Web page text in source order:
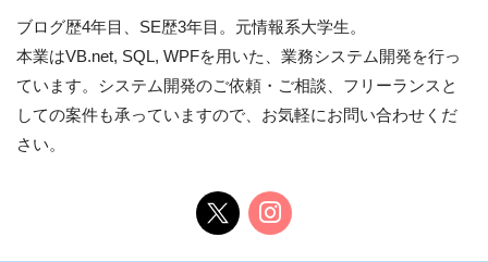
ブログ歴4年目、SE歴3年目。元情報系大学生。
本業はVB.net, SQL, WPFを用いた、業務システム開発を行っ
ています。システム開発のご依頼・ご相談、フリーランスと
しての案件も承っていますので、お気軽にお問い合わせくだ
さい。